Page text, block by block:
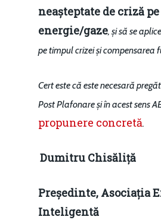
neașteptate de criză
energie/gaze, și să se
pe timpul crizei și compensarea
Cert este că este necesară
Post Plafonare și în acest sens
propunere concretă.
Dumitru Chisăliță
Președinte, Asociația
Inteligentă